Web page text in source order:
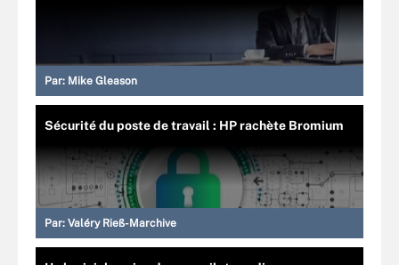
Par: Mike Gleason
Sécurité du poste de travail : HP rachète Bromium
Par: Valéry Rieß-Marchive